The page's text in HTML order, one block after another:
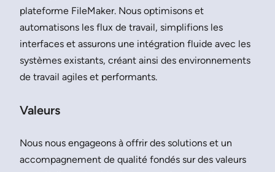
plateforme FileMaker. Nous optimisons et
automatisons les flux de travail, simplifions les
interfaces et assurons une intégration fluide avec les
systèmes existants, créant ainsi des environnements
de travail agiles et performants.
Valeurs
Nous nous engageons à offrir des solutions et un
accompagnement de qualité fondés sur des valeurs